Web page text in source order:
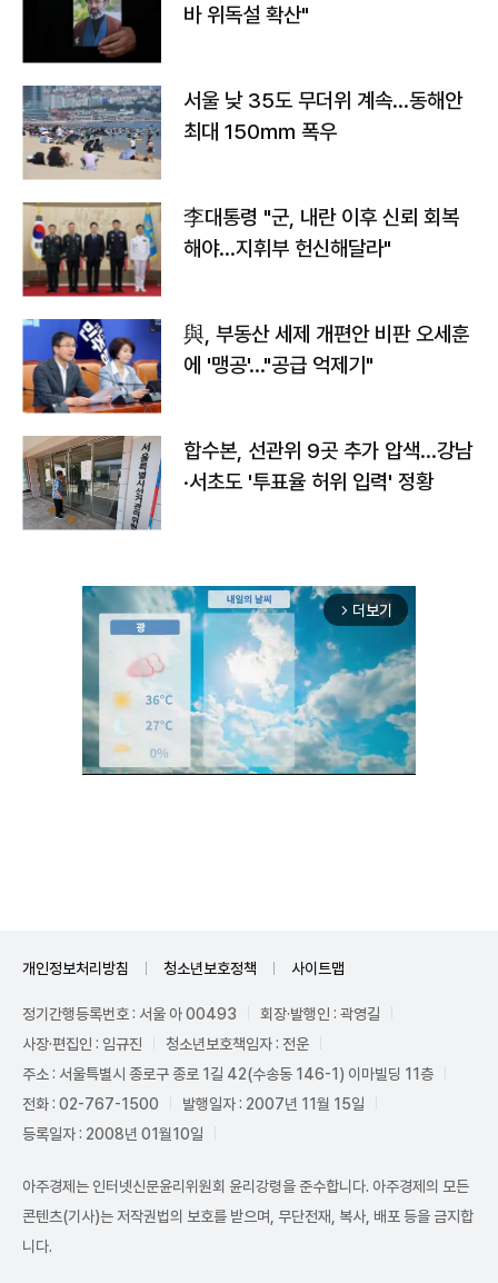
바 위독설 확산"
서울 낮 35도 무더위 계속…동해안
최대 150㎜ 폭우
李대통령 "군, 내란 이후 신뢰 회복
해야…지휘부 헌신해달라"
與, 부동산 세제 개편안 비판 오세훈
에 '맹공'…"공급 억제기"
합수본, 선관위 9곳 추가 압색…강남
·서초도 '투표율 허위 입력' 정황
arrow_forward_ios 더보기
개인정보처리방침 청소년보호정책 사이트맵
정기간행등록번호 : 서울 아 00493
회장·발행인 : 곽영길
사장·편집인 : 임규진
청소년보호책임자 : 전운
주소 : 서울특별시 종로구 종로 1길 42(수송동 146-1) 이마빌딩 11층
전화 : 02-767-1500
발행일자 : 2007년 11월 15일
등록일자 : 2008년 01월10일
아주경제는 인터넷신문윤리위원회 윤리강령을 준수합니다. 아주경제의 모든
콘텐츠(기사)는 저작권법의 보호를 받으며, 무단전재, 복사, 배포 등을 금지합
니다.